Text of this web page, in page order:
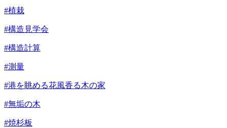
#植栽
#構造見学会
#構造計算
#測量
#港を眺める花風香る木の家
#無垢の木
#焼杉板